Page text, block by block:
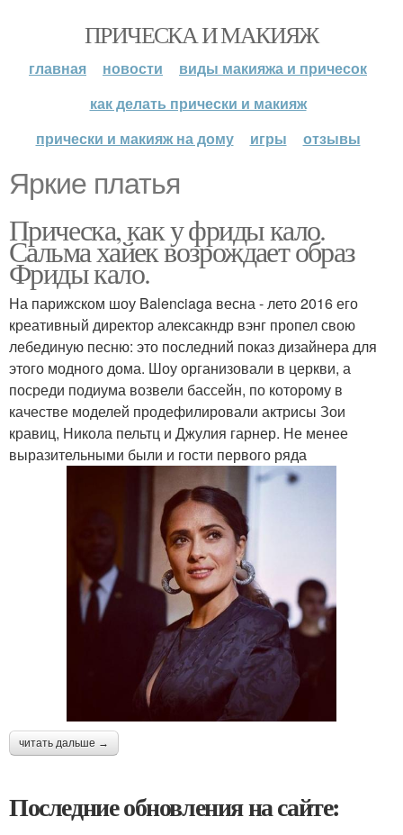
ПРИЧЕСКА И МАКИЯЖ
главная новости
виды макияжа и причесок
как делать прически и макияж
прически и макияж на дому
игры отзывы
Яркие платья
Прическа, как у фриды кало.
Сальма хайек возрождает образ
Фриды кало.
На парижском шоу Balenciaga весна - лето 2016 его
креативный директор алексакндр вэнг пропел свою
лебединую песню: это последний показ дизайнера для
этого модного дома. Шоу организовали в церкви, а
посреди подиума возвели бассейн, по которому в
качестве моделей продефилировали актрисы Зои
кравиц, Никола пельтц и Джулия гарнер. Не менее
выразительными были и гости первого ряда
читать дальше →
Последние обновления на сайте: